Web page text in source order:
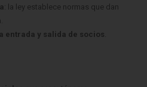
: la ley establece normas que dan
entrada y salida de socios